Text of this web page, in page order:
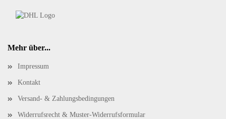
Mehr über...
Impressum
Kontakt
Versand- & Zahlungsbedingungen
Widerrufsrecht & Muster-Widerrufsformular